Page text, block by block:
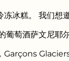
冻冰糕。 我们想
葡萄酒萨文尼耶
Garçons